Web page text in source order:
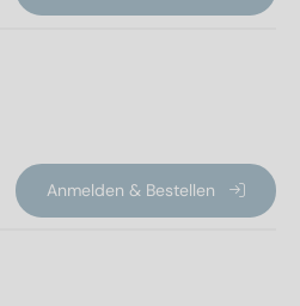
Anmelden & Bestellen